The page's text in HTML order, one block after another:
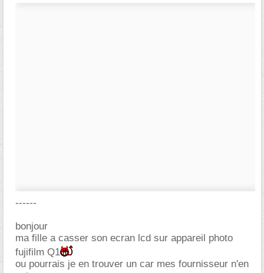
------
bonjour
ma fille a casser son ecran lcd sur appareil photo
fujifilm Q1
ou pourrais je en trouver un car mes fournisseur n'en